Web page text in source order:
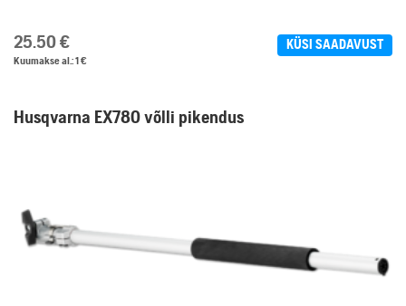
25.50 € KÜSI SAADAVUST
Kuumakse al.: 1 €
Husqvarna EX780 võlli pikendus